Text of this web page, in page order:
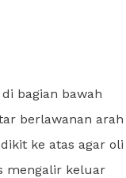
bagian bawah
berlawanan arah
ke atas agar oli
mengalir keluar